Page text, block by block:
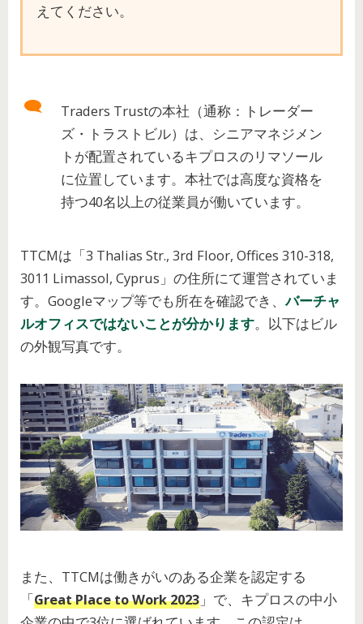
えてください。
Traders Trustの本社（通称：トレーダー
ズ・トラストビル）は、シニアマネジメン
トが配置されているキプロスのリマソール
に位置しています。本社では高度な資格を
持つ40名以上の従業員が働いています。
TTCMは「3 Thalias Str., 3rd Floor, Offices 310-318,
3011 Limassol, Cyprus」の住所にて運営されていま
す。Googleマップ等でも所在を確認でき、バーチャ
ルオフィスではないことが分かります。以下はビル
の外観写真です。
また、TTCMは働きがいのある企業を認定する
「Great Place to Work 2023 」で、キプロスの中小